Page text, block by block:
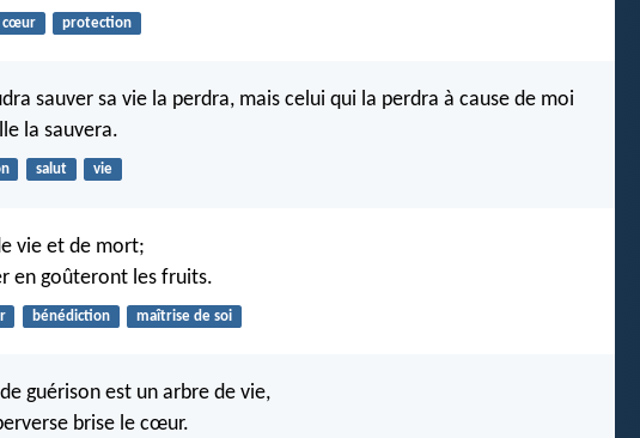
cœur protection
sauver sa vie la perdra, mais celui qui la perdra à cause de moi
la sauvera.
salut vie
vie et de mort;
en goûteront les fruits.
bénédiction maîtrise de soi
guérison est un arbre de vie,
brise le cœur.